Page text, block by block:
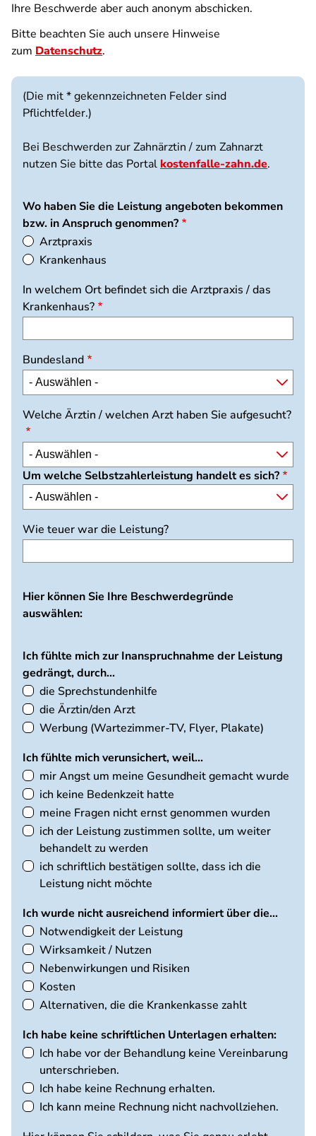
Ihre Beschwerde aber auch anonym abschicken.
Bitte beachten Sie auch unsere Hinweise
zum Datenschutz.
(Die mit * gekennzeichneten Felder sind
Pflichtfelder.)
Bei Beschwerden zur Zahnärztin / zum Zahnarzt
nutzen Sie bitte das Portal kostenfalle-zahn.de.
Wo haben Sie die Leistung angeboten bekommen
bzw. in Anspruch genommen?
Arztpraxis
Krankenhaus
In welchem Ort befindet sich die Arztpraxis / das
Krankenhaus?
Bundesland
Bundesland
Welche Ärztin / welchen Arzt haben Sie aufgesucht?
Um welche Selbstzahlerleistung handelt es sich?
Um
welche
Selbstzahlerleistung
handelt
es
Wie teuer war die Leistung?
Hier können Sie Ihre Beschwerdegründe
auswählen:
Ich fühlte mich zur Inanspruchnahme der Leistung
gedrängt, durch...
die Sprechstundenhilfe
die Ärztin/den Arzt
Werbung (Wartezimmer-TV, Flyer, Plakate)
Ich fühlte mich verunsichert, weil...
mir Angst um meine Gesundheit gemacht wurde
ich keine Bedenkzeit hatte
meine Fragen nicht ernst genommen wurden
ich der Leistung zustimmen sollte, um weiter
behandelt zu werden
ich schriftlich bestätigen sollte, dass ich die
Leistung nicht möchte
Ich wurde nicht ausreichend informiert über die...
Notwendigkeit der Leistung
Wirksamkeit / Nutzen
Nebenwirkungen und Risiken
Kosten
Alternativen, die die Krankenkasse zahlt
Ich habe keine schriftlichen Unterlagen erhalten:
Ich habe vor der Behandlung keine Vereinbarung
unterschrieben.
Ich habe keine Rechnung erhalten.
Ich kann meine Rechnung nicht nachvollziehen.